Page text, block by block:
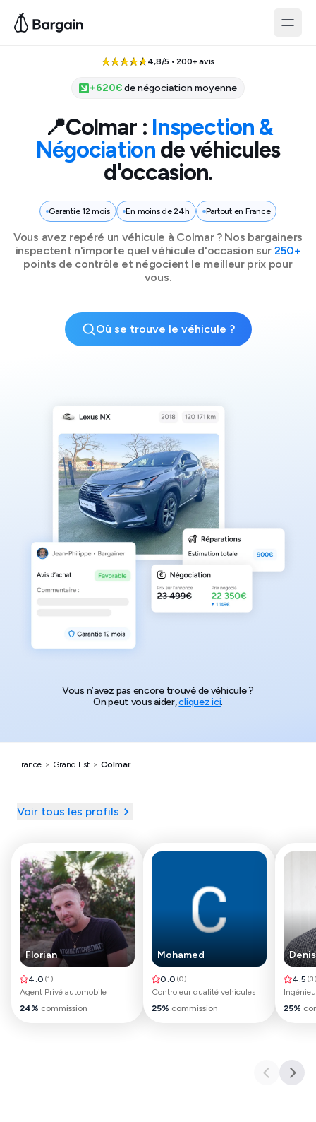
4,8/5 • 200+ avis
+620€de négociation moyenne
📍Colmar : Inspection &
Négociation de véhicules
d'occasion.
Garantie 12 mois En moins de 24h Partout en France
Vous avez repéré un véhicule à Colmar? Nos bargainers
inspectent n'importe quel véhicule d'occasion sur 250+
points de contrôle et négocient le meilleur prix pour
vous.
Où se trouve le véhicule ?
Vous n’avez pas encore trouvé de véhicule ?
On peut vous aider,cliquez ici.
France > Grand Est > Colmar
Voir tous les profils
Florian
4.0 (1)
Agent Privé automobile
24% commission
Mohamed
0.0 (0)
Controleur qualité vehicules
25% commission
Denis
4.5 (3
25%